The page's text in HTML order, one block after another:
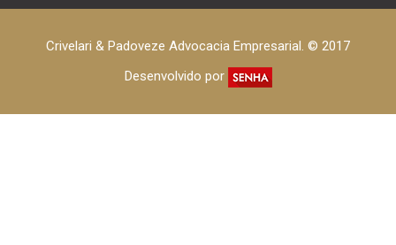
Crivelari & Padoveze Advocacia Empresarial. © 2017
Desenvolvido por